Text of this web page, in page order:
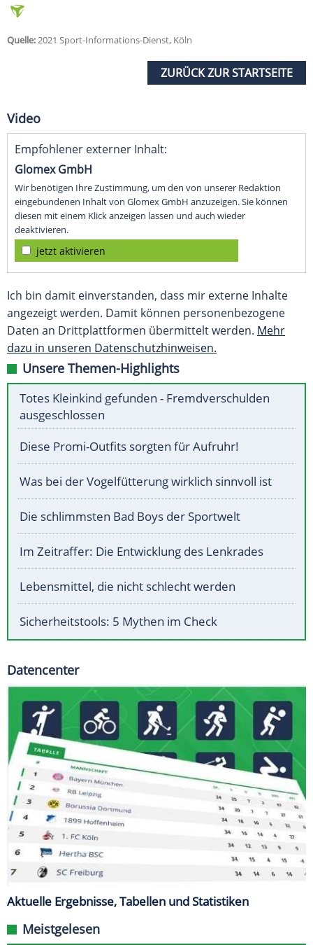
Quelle:2021 Sport-Informations-Dienst, Köln
ZURÜCK ZUR STARTSEITE
Video
Empfohlener externer Inhalt:
Glomex GmbH
Wir benötigen Ihre Zustimmung, um den von unserer Redaktion
eingebundenen Inhalt von Glomex GmbH anzuzeigen. Sie können
diesen mit einem Klick anzeigen lassen und auch wieder
deaktivieren.
jetzt aktivieren
Ich bin damit einverstanden, dass mir externe Inhalte
angezeigt werden. Damit können personenbezogene
Daten an Drittplattformen übermittelt werden. Mehr
dazu in unseren Datenschutzhinweisen.
Unsere Themen-Highlights
Totes Kleinkind gefunden - Fremdverschulden
ausgeschlossen
Diese Promi-Outfits sorgten für Aufruhr!
Was bei der Vogelfütterung wirklich sinnvoll ist
Die schlimmsten Bad Boys der Sportwelt
Im Zeitraffer: Die Entwicklung des Lenkrades
Lebensmittel, die nicht schlecht werden
Sicherheitstools: 5 Mythen im Check
Datencenter
Aktuelle Ergebnisse, Tabellen und Statistiken
Meistgelesen